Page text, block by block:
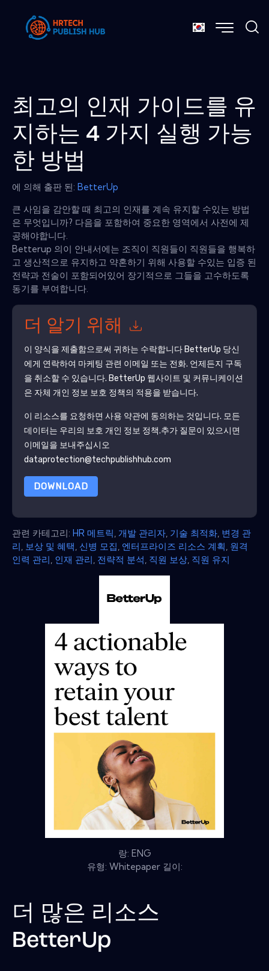
최고의 인재 가이드를 유
지하는 4 가지 실행 가능
한 방법
에 의해 출판 된: BetterUp
큰 사임을 감안할 때 최고의 인재를 계속 유지할 수있는 방법
은 무엇입니까? 다음을 포함하여 중요한 영역에서 사전에 제
공해야합니다.
Betterup 의이 안내서에는 조직이 직원들이 직원들을 행복하
고 생산적으로 유지하고 약혼하기 위해 사용할 수있는 입증 된
전략과 전술이 포함되어있어 장기적으로 그들을 고수하도록
동기를 부여합니다.
더 알기 위해
이 양식을 제출함으로써 귀하는 수락합니다 BetterUp 당신
에게 연락하여 마케팅 관련 이메일 또는 전화. 언제든지 구독
을 취소할 수 있습니다. BetterUp 웹사이트 및 커뮤니케이션
은 자체 개인 정보 보호 정책의 적용을 받습니다.
이 리소스를 요청하면 사용 약관에 동의하는 것입니다. 모든
데이터는 우리의 보호 개인 정보 정책.추가 질문이 있으시면
이메일을 보내주십시오
dataprotection@techpublishhub.com
DOWNLOAD
관련 카테고리: HR 메트릭 개발 관리자 기술 최적화 변경 관
리 보상 및 혜택 신병 모집 엔터프라이즈 리소스 계획 원격
인력 관리 인재 관리 전략적 분석 직원 보상 직원 유지
랑: ENG
유형: Whitepaper 길이:
더 많은 리소스
BetterUp